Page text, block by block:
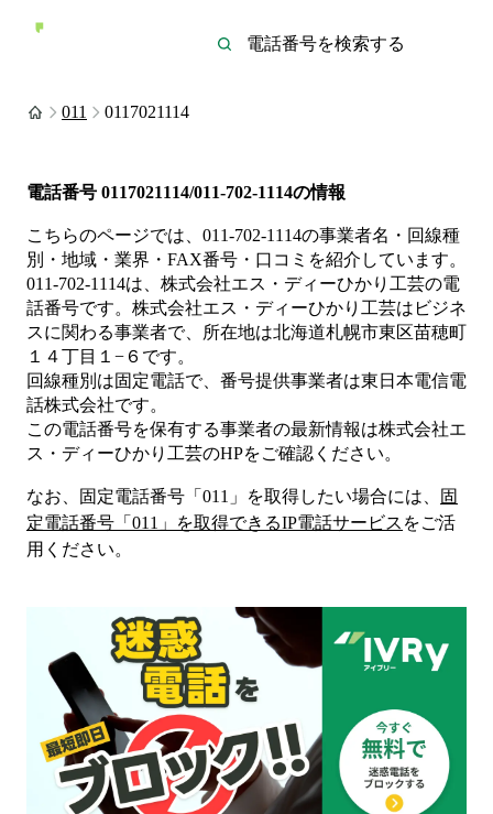
011 0117021114
電話番号 0117021114/011-702-1114の情報
こちらのページでは、 011-702-1114の事業者名・回線種
別・地域・業界・FAX番号・口コミを紹介しています。
011-702-1114は、 株式会社エス・ディーひかり工芸の電
話番号です。 株式会社エス・ディーひかり工芸は ビジネ
スに関わる事業者で、所在地は北海道札幌市東区苗穂町
１４丁目１−６ です。
回線種別は固定電話で、番号提供事業者は東日本電信電
話株式会社です。
この電話番号を保有する事業者の最新情報は株式会社エ
ス・ディーひかり工芸のHPをご確認ください。
なお、固定電話番号「 011 」を取得したい場合には、
固
定電話番号「 011 」を取得できるIP電話サービス をご活
用ください。